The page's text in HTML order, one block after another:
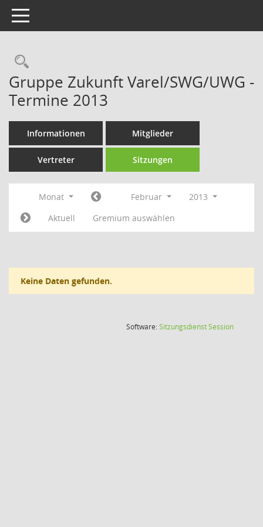
Toggle navigation
Rechercheauswahl
Gruppe Zukunft Varel/SWG/UWG -
Termine 2013
Informationen Mitglieder
Vertreter Sitzungen
Monat Februar
2013
Aktuell
Gremium auswählen
Keine Daten gefunden.
Software:SitzungsdienstSession(Wird in